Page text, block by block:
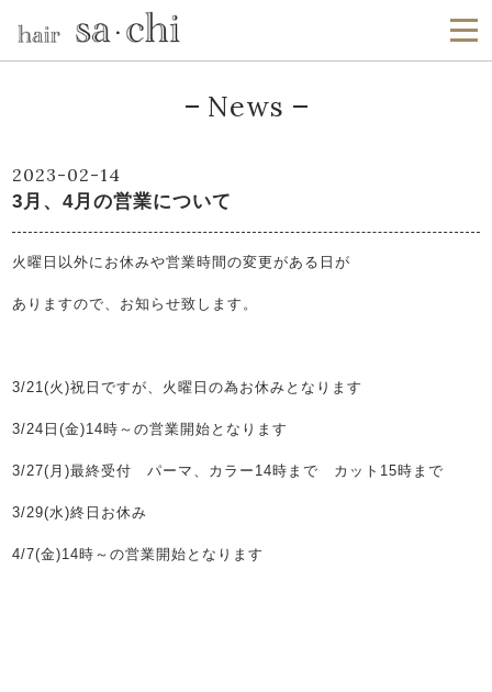
News
2023-02-14
3月、4月の営業について
火曜日以外にお休みや営業時間の変更がある日が
ありますので、お知らせ致します。
3/21(火)祝日ですが、火曜日の為お休みとなります
3/24日(金)14時～の営業開始となります
3/27(月)最終受付 パーマ、カラー14時まで カット15時まで
3/29(水)終日お休み
4/7(金)14時～の営業開始となります